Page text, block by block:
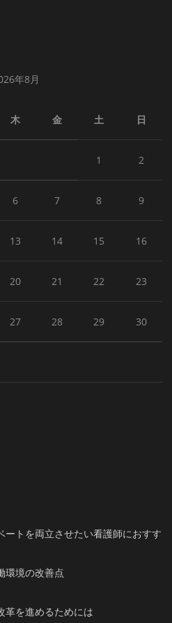
年8月
木 金 土 日
1 2
6 7 8 9
13 14 15 16
20 21 22 23
27 28 29 30
ートを両立させたい看護師におすす
環境の改善点
革を進めるためには